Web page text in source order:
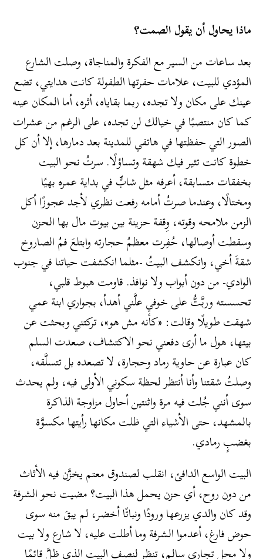
ماذا يحاول أن يقول الصمت؟
بعد ساعات من السير مع الفكرة والمناجاة، وصلت الشارع
المؤدي للبيت، علامات حفرتها الطفولة كانت هدايتي، تضع
عينك على مكان ولا تجده، ربما بقاياه، أثره، أما المكان عينه
كما كان منتصبًا في خيالك لن تجده، على الرغم من عشرات
الصور التي حفظتها في هاتفي للمدينة بعد دمارها، إلا أن كل
خطوة كانت تثير فيك شهقة وتساؤلًا. سرتُ نحو البيت
بخفقات متسابقة، أعرفه مثل شابٍّ في بداية عمره بهيًا
ومختالًا، وعندما صرتُ أمامه رفعت نظري لأجد عجوزًا أكل
الزمن ملامحه وقوته، وِقفة حزينة بين بيوت مال بها الحزن
وسقطت أوصالها، حُفِرت معظمُ حجارته وابتلعَ فمُ الصاروخ
شقةَ أخي، وانكشف البيتُ -مثلما انكشفت حياتنا في جنوب
الوادي- من دون أبواب ولا نوافذ. قاومت هبوط قلبي،
تحسسته وربَّتُّ على خوفي علَّني أهدأ، بجواري ابنة عمي
شهقت طويلًا وقالت: «كأنه مش هو»، تركتني وبحثت عن
بيتها، هول ما أرى دفعني نحو الاكتشاف، صعدت السلم
كان عبارة عن حاوية رماد وحجارة، لا تصعده بل تتسلَّقه،
وصلتُ شقتنا وأنا أنتظر لحظة سكوني الأولى فيه، ولم يحدث
سوى أنني جُلت فيه مرة واثنتين أحاول مزاوجة الذاكرة
بالمشهد، حتى الأشياء التي ظلت مكانها رأيتها مكسوَّة
بغضبٍ رمادي.
البيت الواسع الدافئ، انقلب لصندوق معتم يخزَّن فيه الأثاث
من دون روح، أي حزن يحمل هذا البيت؟ مضيت نحو الشرفة
وقد كان والدي يزرعها ورودًا ونباتًا أخضر، لم يبقَ منه سوى
حوض فارغ، أعدموا الشرفة وما أطلت عليه، لا شارع ولا بيت
ولا محل تجاري سالم، تنظر لنصف البيت الذي ظلَّ قائمًا